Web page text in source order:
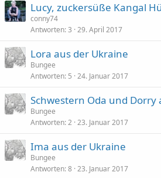
Lucy, zuckersüße Kangal
conny74
Antworten 3 29. April 2017
Lora aus der Ukraine
Bungee
Antworten 5 24. Januar 2017
Schwestern Oda und Dorry
Bungee
Antworten 2 23. Januar 2017
Ima aus der Ukraine
Bungee
Antworten 8 23. Januar 2017